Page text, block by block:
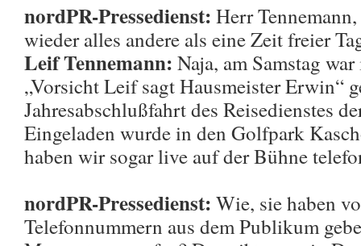
nordPR-Pressedienst: Herr
wieder alles andere als eine Zeit freier
Leif Tennemann: Naja, am Samstag
„Vorsicht Leif sagt Hausmeister Erwin“
Jahresabschlußfahrt des Reisedienstes
Eingeladen wurde in den Golfpark
haben wir sogar live auf der Bühne
nordPR-Pressedienst: Wie, sie haben
Telefonnummern aus dem Publikum